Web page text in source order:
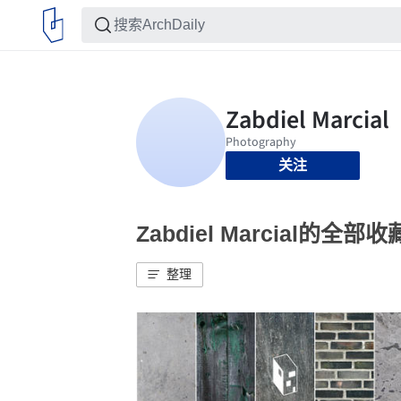
关注
Zabdiel Marcial的全部收
整理